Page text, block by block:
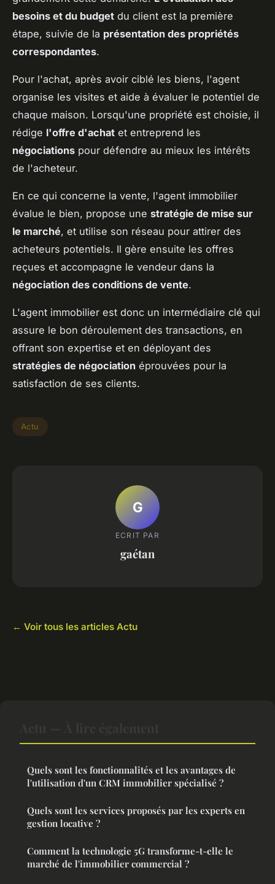
besoins et du budget du client est la première
étape, suivie de la présentation des propriétés
correspondantes.
Pour l'achat, après avoir ciblé les biens, l'agent
organise les visites et aide à évaluer le potentiel de
chaque maison. Lorsqu'une propriété est choisie, il
rédige l'offre d'achat et entreprend les
négociations pour défendre au mieux les intérêts
de l'acheteur.
En ce qui concerne la vente, l'agent immobilier
évalue le bien, propose une stratégie de mise sur
le marché, et utilise son réseau pour attirer des
acheteurs potentiels. Il gère ensuite les offres
reçues et accompagne le vendeur dans la
négociation des conditions de vente.
L'agent immobilier est donc un intermédiaire clé qui
assure le bon déroulement des transactions, en
offrant son expertise et en déployant des
stratégies de négociation éprouvées pour la
satisfaction de ses clients.
Actu
G
ECRIT PAR
gaétan
← Voir tous les articles Actu
Quels sont les fonctionnalités et les avantages de
l'utilisation d'un CRM immobilier spécialisé ?
Quels sont les services proposés par les experts en
gestion locative ?
Comment la technologie 5G transforme-t-elle le
marché de l'immobilier commercial ?